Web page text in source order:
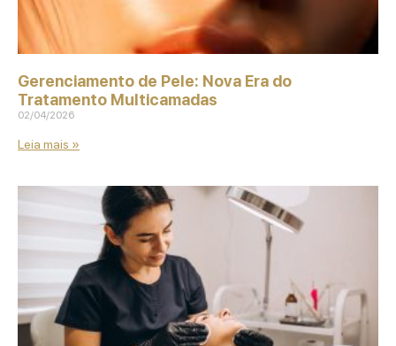
Gerenciamento de Pele: Nova Era do
Tratamento Multicamadas
02/04/2026
Leia mais »